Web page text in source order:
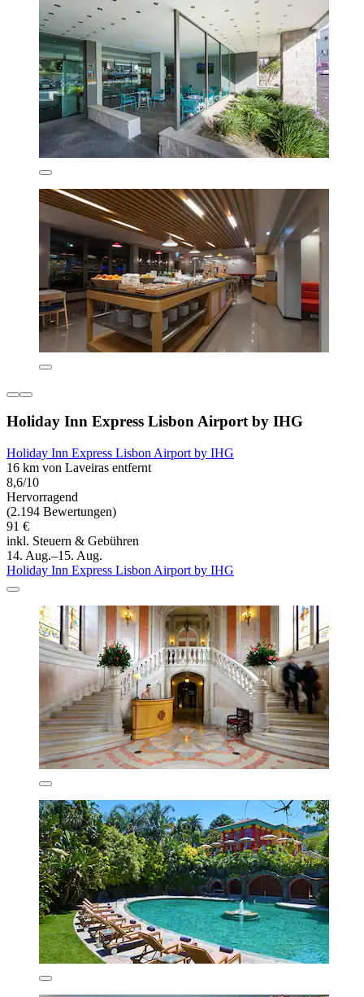
Holiday Inn Express Lisbon Airport by IHG
Holiday Inn Express Lisbon Airport by IHG
16 km von Laveiras entfernt
8,6/10
Hervorragend
(2.194 Bewertungen)
91 €
inkl. Steuern & Gebühren
14. Aug.–15. Aug.
Holiday Inn Express Lisbon Airport by IHG